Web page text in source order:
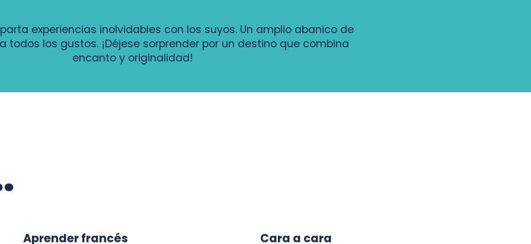
experiencias inolvidables con los suyos. Un amplio abanico de
todos los gustos. ¡Déjese sorprender por un destino que combina
encanto y originalidad!
Aprender francés Cara a cara